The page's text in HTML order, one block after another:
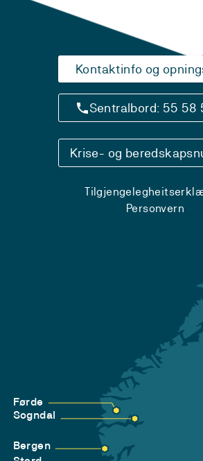
Kontaktinfo og
Sentralbord: 55 58
Krise- og
Personvern
Førde
Sogndal
Bergen